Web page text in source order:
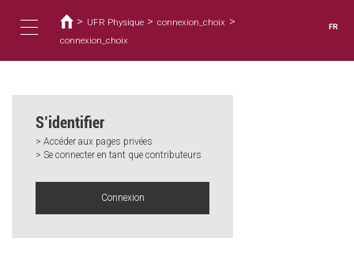
contenu
Toggle
navigation
êtes
ici
> UFR Physique > connexion_choix >
connexion_choix
FR
S’identifier
> Accéder aux pages privées
> Se connecter en tant que contributeurs
Connexion